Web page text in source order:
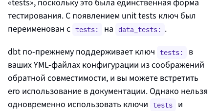
«tests», поскольку это была единственная форма
тестирования. С появлением unit tests ключ был
переименован с tests: на data_tests: .
dbt по‑прежнему поддерживает ключ tests:
в
ваших YML‑файлах конфигурации из соображений
обратной совместимости, и вы можете встретить
его использование в документации. Однако нельзя
одновременно использовать ключи tests и